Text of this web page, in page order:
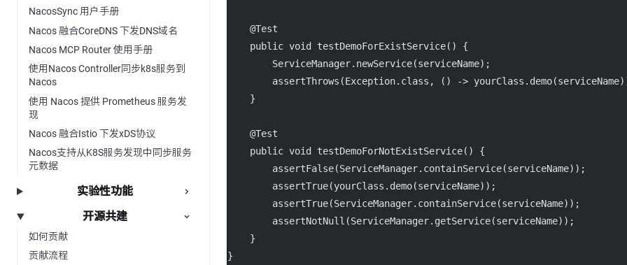
NacosSync 用户手册
Nacos 融合CoreDNS 下发DNS域名
Nacos MCP Router 使用手册
使用Nacos Controller同步k8s服务到
Nacos
使用 Nacos 提供 Prometheus 服务发
现
Nacos 融合Istio 下发xDS协议
Nacos支持从K8S服务发现中同步服务
元数据
实验性功能
开源共建
如何贡献
贡献流程
    @
Test
public void testDemoForExistService() {
        ServiceManager.
newService(serviceName);
assertThrows (Exception.class, () -> yourClass. demo
    }
    @
Test
public void testDemoForNotExistService() {
assertFalse(ServiceManager. containService(serviceName));
assertTrue(yourClass. demo(serviceName));
assertTrue(ServiceManager. containService(serviceName));
assertNotNull (ServiceManager. getService(serviceName));
    }
}